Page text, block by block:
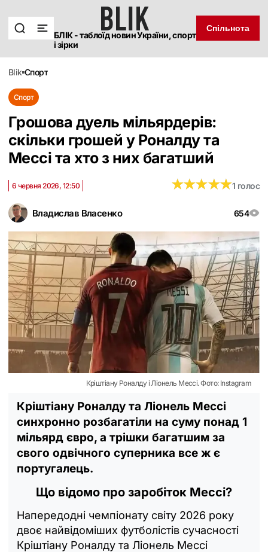
БЛІК - таблоїд новин України, спорт
і зірки
Спільнота
blik спорт
Спорт
Грошова дуель мільярдерів:
скільки грошей у Роналду та
Мессі та хто з них багатший
Владислав Власенко 654
6 червня 2026, 12:50 ★★★★★
★★★★★1 голос
Кріштіану Роналду і Ліонель Мессі. Фото: Instagram
Кріштіану Роналду та Ліонель Мессі
синхронно розбагатіли на суму понад 1
мільярд євро, а трішки багатшим за
свого одвічного суперника все ж є
португалець.
Що відомо про заробіток Мессі?
Напередодні чемпіонату світу 2026 року
двоє найвідоміших футболістів сучасності
Кріштіану Роналду та Ліонель Мессі